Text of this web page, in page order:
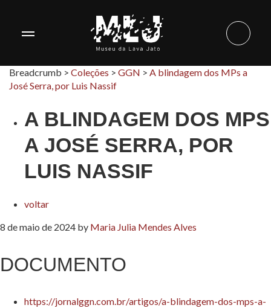
Breadcrumb > Coleções > GGN > A blindagem dos MPs a
José Serra, por Luis Nassif
A BLINDAGEM DOS MPS
A JOSÉ SERRA, POR
LUIS NASSIF
voltar
8 de maio de 2024 by Maria Julia Mendes Alves
DOCUMENTO
https://jornalggn.com.br/artigos/a-blindagem-dos-mps-a-